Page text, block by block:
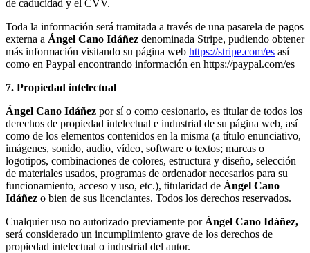
de caducidad y el CVV.
Toda la información será tramitada a través de una pasarela de pagos
externa a Ángel Cano Idáñez denominada Stripe, pudiendo obtener
más información visitando su página web https://stripe.com/es así
como en Paypal encontrando información en https://paypal.com/es
7. Propiedad intelectual
Ángel Cano Idáñez por sí o como cesionario, es titular de todos los
derechos de propiedad intelectual e industrial de su página web, así
como de los elementos contenidos en la misma (a título enunciativo,
imágenes, sonido, audio, vídeo, software o textos; marcas o
logotipos, combinaciones de colores, estructura y diseño, selección
de materiales usados, programas de ordenador necesarios para su
funcionamiento, acceso y uso, etc.), titularidad de Ángel Cano
Idáñez o bien de sus licenciantes. Todos los derechos reservados.
Cualquier uso no autorizado previamente por Ángel Cano Idáñez,
será considerado un incumplimiento grave de los derechos de
propiedad intelectual o industrial del autor.